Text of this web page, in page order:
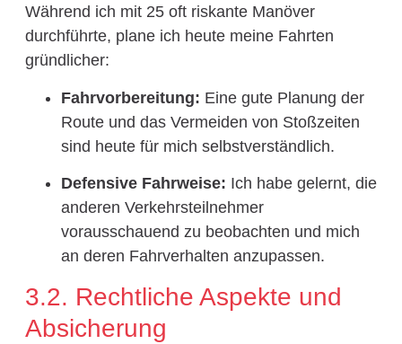
Während ich mit 25 oft riskante Manöver
durchführte, plane ich heute meine Fahrten
gründlicher:
Fahrvorbereitung: Eine gute Planung der
Route und das Vermeiden von Stoßzeiten
sind heute für mich selbstverständlich.
Defensive Fahrweise: Ich habe gelernt, die
anderen Verkehrsteilnehmer
vorausschauend zu beobachten und mich
an deren Fahrverhalten anzupassen.
3.2. Rechtliche Aspekte und
Absicherung